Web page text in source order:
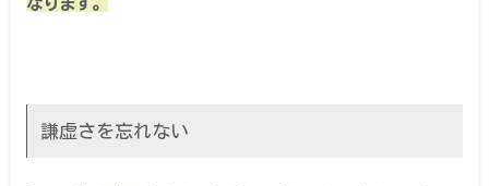
謙虚さを忘れない